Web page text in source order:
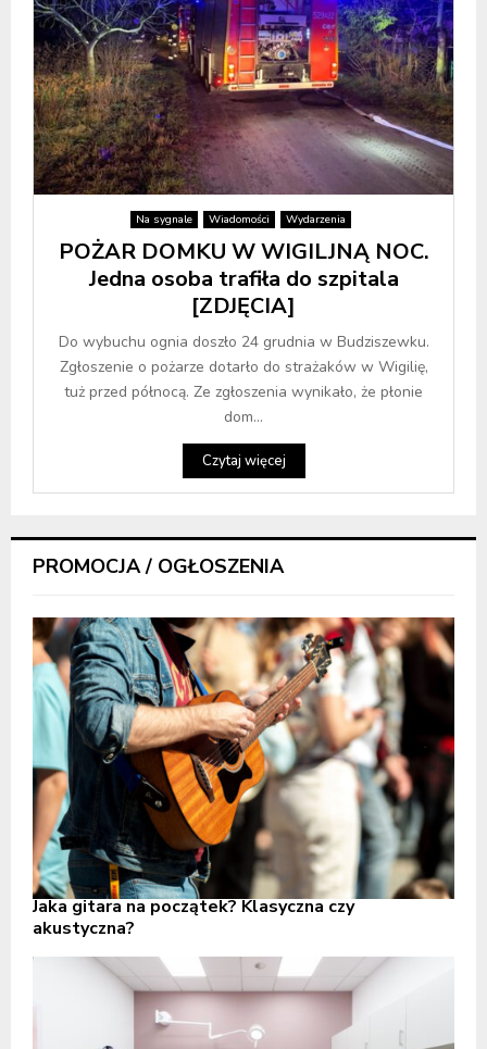
Na sygnale Wiadomości Wydarzenia
POŻAR DOMKU W WIGILJNĄ NOC.
Jedna osoba trafiła do szpitala
[ZDJĘCIA]
Do wybuchu ognia doszło 24 grudnia w Budziszewku.
Zgłoszenie o pożarze dotarło do strażaków w Wigilię,
tuż przed północą. Ze zgłoszenia wynikało, że płonie
dom...
Czytaj więcej
PROMOCJA / OGŁOSZENIA
Jaka gitara na początek? Klasyczna czy
akustyczna?